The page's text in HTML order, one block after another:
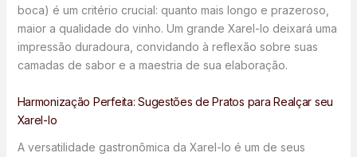
boca) é um critério crucial: quanto mais longo e prazeroso,
maior a qualidade do vinho. Um grande Xarel-lo deixará uma
impressão duradoura, convidando à reflexão sobre suas
camadas de sabor e a maestria de sua elaboração.
Harmonização Perfeita: Sugestões de Pratos para Realçar seu
Xarel-lo
A versatilidade gastronômica da Xarel-lo é um de seus